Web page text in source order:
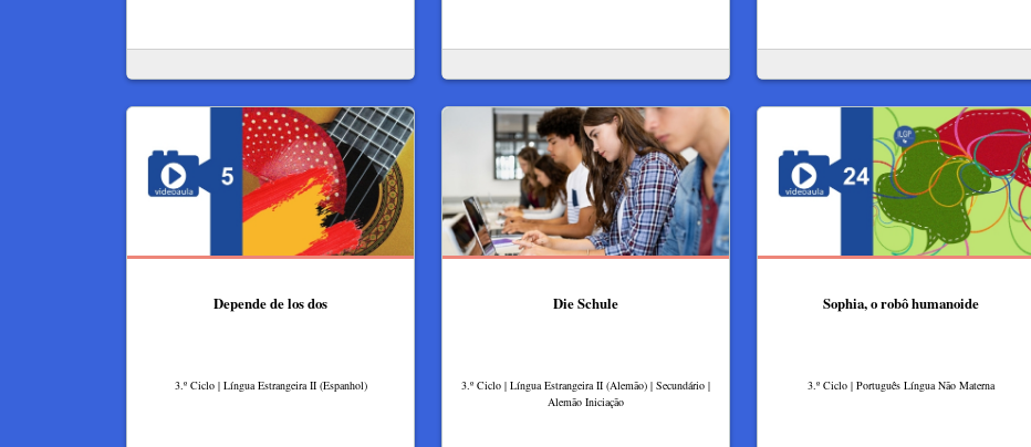
Depende de los dos
3.º Ciclo | Língua Estrangeira II (Espanhol)
Die Schule
3.º Ciclo | Língua Estrangeira II (Alemão) | Secundário |
Alemão Iniciação
Sophia, o robô humanoide
3.º Ciclo | Português Língua Não Materna